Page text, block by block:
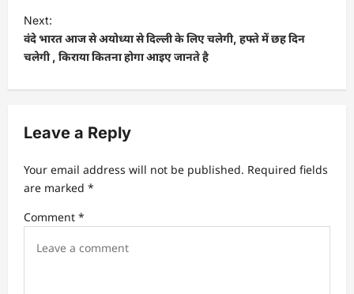
s
t
n
a
i
a
i
Next:
वंदे भारत आज से अयोध्या से दिल्ली के लिए चलेगी, हफ्ते में छह दिन
चलेगी , किराया कितना होगा आइए जानते है
Leave a Reply
Your email address will not be published. Required fields
are marked *
Comment *